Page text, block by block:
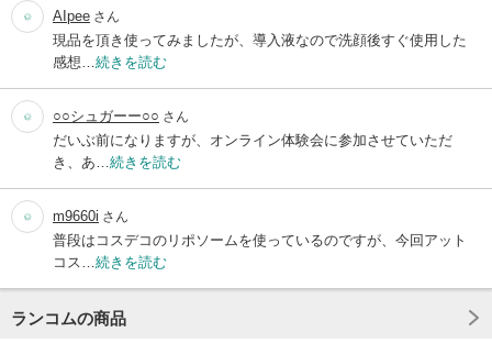
AIpee さん
現品を頂き使ってみましたが、導入液なので洗顔後すぐ使用した
感想… 続きを読む
○○シュガーー○○ さん
だいぶ前になりますが、オンライン体験会に参加させていただ
き、あ… 続きを読む
m9660i さん
普段はコスデコのリポソームを使っているのですが、今回アット
コス… 続きを読む
ランコムの商品